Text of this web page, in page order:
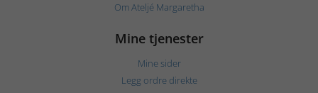
Om Ateljé Margaretha
Mine tjenester
Mine sider
Legg ordre direkte